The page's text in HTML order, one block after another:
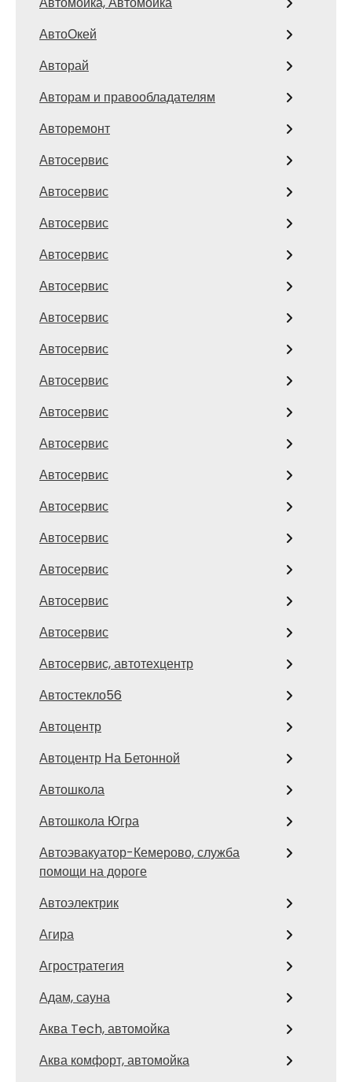
АвтоОкей
Авторай
Авторам и правообладателям
Авторемонт
Автосервис
Автосервис
Автосервис
Автосервис
Автосервис
Автосервис
Автосервис
Автосервис
Автосервис
Автосервис
Автосервис
Автосервис
Автосервис
Автосервис
Автосервис
Автосервис
Автосервис, автотехцентр
Автостекло56
Автоцентр
Автоцентр На Бетонной
Автошкола
Автошкола Югра
Автоэвакуатор-Кемерово, служба
помощи на дороге
Автоэлектрик
Агира
Агростратегия
Адам, сауна
Аква Tech, автомойка
Аква комфорт, автомойка